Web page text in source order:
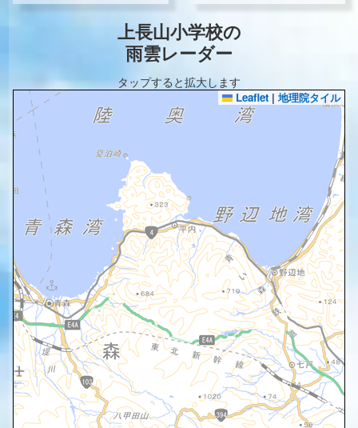
上長山小学校の
雨雲レーダー
タップすると拡大します
Leaflet | 地理院タイル